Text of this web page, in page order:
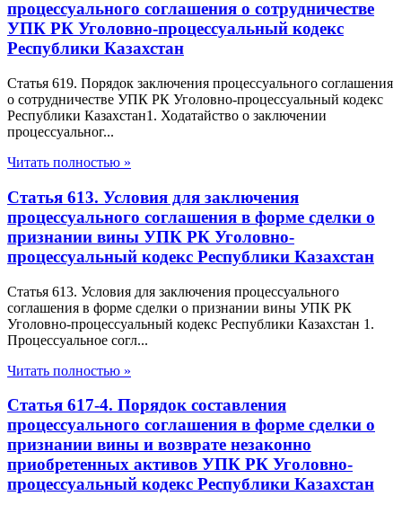
процессуального соглашения о сотрудничестве
УПК РК Уголовно-процессуальный кодекс
Республики Казахстан
Статья 619. Порядок заключения процессуального соглашения
о сотрудничестве УПК РК Уголовно-процессуальный кодекс
Республики Казахстан1. Ходатайство о заключении
процессуальног...
Читать полностью »
Статья 613. Условия для заключения
процессуального соглашения в форме сделки о
признании вины УПК РК Уголовно-
процессуальный кодекс Республики Казахстан
Статья 613. Условия для заключения процессуального
соглашения в форме сделки о признании вины УПК РК
Уголовно-процессуальный кодекс Республики Казахстан 1.
Процессуальное согл...
Читать полностью »
Статья 617-4. Порядок составления
процессуального соглашения в форме сделки о
признании вины и возврате незаконно
приобретенных активов УПК РК Уголовно-
процессуальный кодекс Республики Казахстан